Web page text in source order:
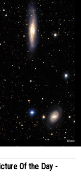
Of the Day -